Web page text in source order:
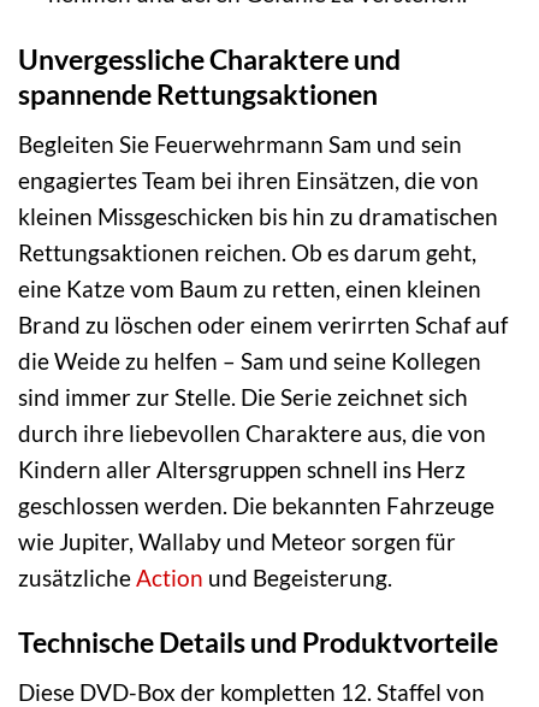
Unvergessliche Charaktere und
spannende Rettungsaktionen
Begleiten Sie Feuerwehrmann Sam und sein
engagiertes Team bei ihren Einsätzen, die von
kleinen Missgeschicken bis hin zu dramatischen
Rettungsaktionen reichen. Ob es darum geht,
eine Katze vom Baum zu retten, einen kleinen
Brand zu löschen oder einem verirrten Schaf auf
die Weide zu helfen – Sam und seine Kollegen
sind immer zur Stelle. Die Serie zeichnet sich
durch ihre liebevollen Charaktere aus, die von
Kindern aller Altersgruppen schnell ins Herz
geschlossen werden. Die bekannten Fahrzeuge
wie Jupiter, Wallaby und Meteor sorgen für
zusätzliche Action und Begeisterung.
Technische Details und Produktvorteile
Diese DVD-Box der kompletten 12. Staffel von